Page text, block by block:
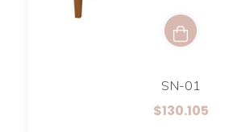
SN-01
$130.105